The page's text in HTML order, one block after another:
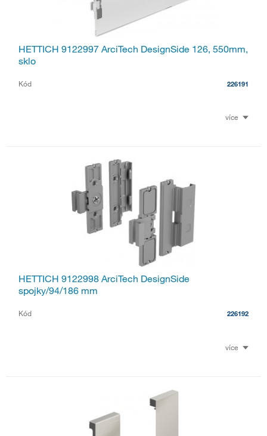
HETTICH 9122997 ArciTech DesignSide 126, 550mm,
sklo
Kód 226191
více
HETTICH 9122998 ArciTech DesignSide
spojky/94/186 mm
Kód 226192
více